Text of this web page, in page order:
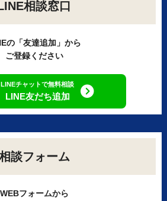
相談窓口
の「友達追加」から
ご登録ください
LINEチャットで無料相談
LINE友だち追加
談フォーム
WEBフォームから